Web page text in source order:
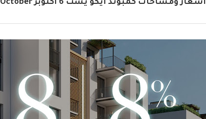
اسعار ومساحات كمبوند ايكو يست 6 اكتوبر Eco west 6 October